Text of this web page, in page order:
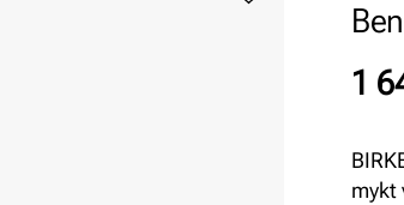
Pris
1
mykt